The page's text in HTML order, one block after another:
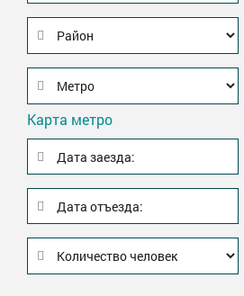
Карта метро
Дата заезда:
Дата отъезда: